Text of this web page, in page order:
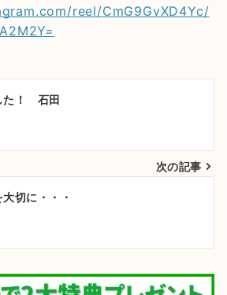
reel/CmG9GvXD4Yc/
た！ 石田
次の記事
切に・・・